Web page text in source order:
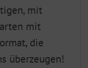
mit
mit
die
überzeugen!